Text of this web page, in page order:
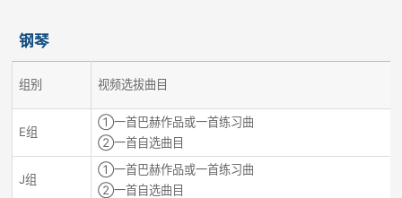
钢琴
组别 视频选拔曲目
E组
①一首巴赫作品或一首练习曲
②一首自选曲目
J组
①一首巴赫作品或一首练习曲
②一首自选曲目